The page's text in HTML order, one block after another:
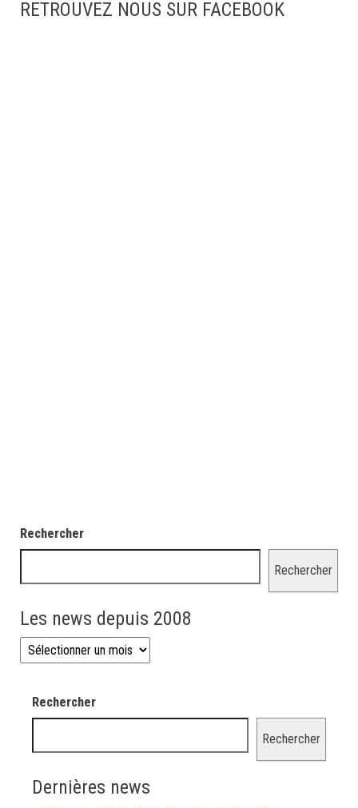
RETROUVEZ NOUS SUR FACEBOOK
Rechercher
Rechercher
Les news depuis 2008
Les news depuis 2008
Rechercher
Rechercher
Dernières news